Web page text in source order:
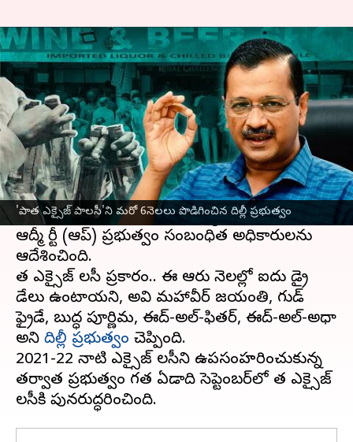
'పాత ఎక్సైజ్ పాలసీ'ని మరో 6నెలలు పొడిగించిన దిల్లీ ప్రభుత్వం
'పాత ఎక్సైజ్ పాలసీ'ని మరో 6నెలలు
పొడిగించిన దిల్లీ ప్రభుత్వం
వ్రాసిన వారు Stalin Mar 15, 2023 03:25 pm
ఈ వార్తాకథనం ఏంటి
'పాత ఎక్సైజ్ పాలసీ'ని దిల్లీ ప్రభుత్వం మరో ఆరు నెలల
పాటు పొడిగించింది. ఈ లోగా కొత్త ఎక్సైజ్ పాలసీని సిద్ధం
చేయాలని అరవింద్ కేజ్రీవాల్ నేతృత్వంలోని ఆమ్
ఆద్మీ పార్టీ (ఆప్) ప్రభుత్వం సంబంధిత అధికారులను
ఆదేశించింది.
పాత ఎక్సైజ్ పాలసీ ప్రకారం.. ఈ ఆరు నెలల్లో ఐదు డ్రై
డేలు ఉంటాయని, అవి మహావీర్ జయంతి, గుడ్
ఫ్రైడే, బుద్ధ పూర్ణిమ, ఈద్-అల్-ఫితర్, ఈద్-అల్-అధా
అని దిల్లీ ప్రభుత్వం చెప్పింది.
2021-22 నాటి ఎక్సైజ్ పాలసీని ఉపసంహరించుకున్న
తర్వాత ప్రభుత్వం గత ఏడాది సెప్టెంబర్‌లో పాత ఎక్సైజ్